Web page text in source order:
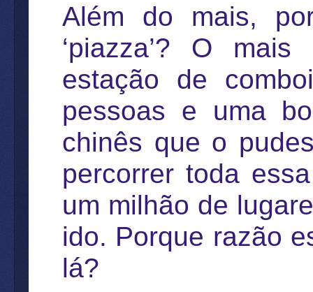
Além do mais,
‘piazza’? O
estação de
pessoas e uma
chinês que o
percorrer toda
um milhão de
ido. Porque razão
lá?